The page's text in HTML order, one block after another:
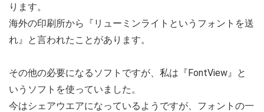
ります。
海外の印刷所から『リューミンライトというフォントを送
れ』と言われたことがあります。
その他の必要になるソフトですが、私は『FontView』と
いうソフトを使っていました。
今はシェアウエアになっているようですが、フォントの一